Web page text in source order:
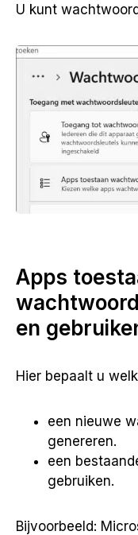
U kunt
Apps
en
Hier bepaalt u
een nieuwe
genereren.
een
gebruiken.
Bijvoorbeeld: